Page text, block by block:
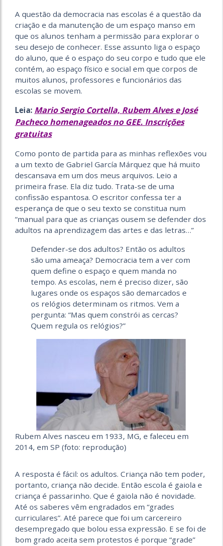
A questão da democracia nas escolas é a questão da
criação e da manutenção de um espaço manso em
que os alunos tenham a permissão para explorar o
seu desejo de conhecer. Esse assunto liga o espaço
do aluno, que é o espaço do seu corpo e tudo que ele
contém, ao espaço físico e social em que corpos de
muitos alunos, professores e funcionários das
escolas se movem.
Leia: Mario Sergio Cortella, Rubem Alves e José
Pacheco homenageados no GEE. Inscrições
gratuitas
Como ponto de partida para as minhas reflexões vou
a um texto de Gabriel García Márquez que há muito
descansava em um dos meus arquivos. Leio a
primeira frase. Ela diz tudo. Trata-se de uma
confissão espantosa. O escritor confessa ter a
esperança de que o seu texto se constitua num
“manual para que as crianças ousem se defender dos
adultos na aprendizagem das artes e das letras…”
Defender-se dos adultos? Então os adultos
são uma ameaça? Democracia tem a ver com
quem define o espaço e quem manda no
tempo. As escolas, nem é preciso dizer, são
lugares onde os espaços são demarcados e
os relógios determinam os ritmos. Vem a
pergunta: “Mas quem constrói as cercas?
Quem regula os relógios?”
Rubem Alves nasceu em 1933, MG, e faleceu em
2014, em SP (foto: reprodução)
A resposta é fácil: os adultos. Criança não tem poder,
portanto, criança não decide. Então escola é gaiola e
criança é passarinho. Que é gaiola não é novidade.
Até os saberes vêm engradados em “grades
curriculares”. Até parece que foi um carcereiro
desempregado que bolou essa expressão. E se foi de
bom grado aceita sem protestos é porque “grade”